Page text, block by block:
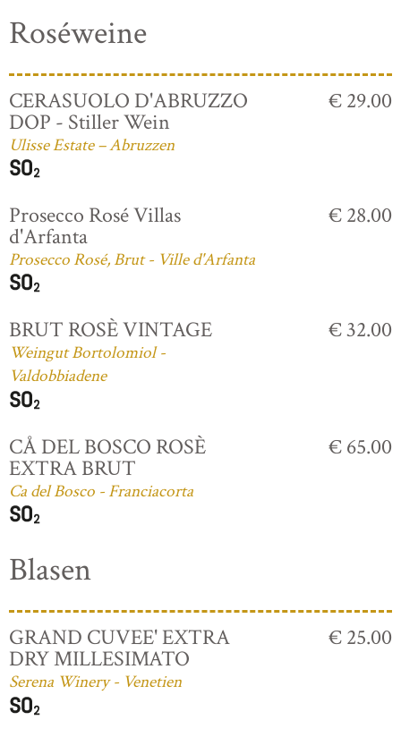
Roséweine
CERASUOLO D'ABRUZZO
DOP - Stiller Wein
Ulisse Estate – Abruzzen
€ 29.00
Prosecco Rosé Villas
d'Arfanta
Prosecco Rosé, Brut - Ville d'Arfanta
€ 28.00
BRUT ROSÈ VINTAGE
Weingut Bortolomiol -
Valdobbiadene
€ 32.00
CÅ DEL BOSCO ROSÈ
EXTRA BRUT
Ca del Bosco - Franciacorta
€ 65.00
Blasen
GRAND CUVEE' EXTRA
DRY MILLESIMATO
Serena Winery - Venetien
€ 25.00